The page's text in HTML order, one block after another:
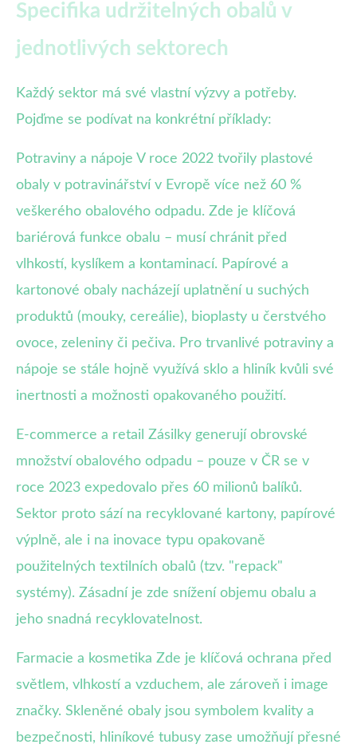
Specifika udržitelných obalů v
jednotlivých sektorech
Každý sektor má své vlastní výzvy a potřeby.
Pojďme se podívat na konkrétní příklady:
Potraviny a nápoje V roce 2022 tvořily plastové
obaly v potravinářství v Evropě více než 60 %
veškerého obalového odpadu. Zde je klíčová
bariérová funkce obalu – musí chránit před
vlhkostí, kyslíkem a kontaminací. Papírové a
kartonové obaly nacházejí uplatnění u suchých
produktů (mouky, cereálie), bioplasty u čerstvého
ovoce, zeleniny či pečiva. Pro trvanlivé potraviny a
nápoje se stále hojně využívá sklo a hliník kvůli své
inertnosti a možnosti opakovaného použití.
E-commerce a retail Zásilky generují obrovské
množství obalového odpadu – pouze v ČR se v
roce 2023 expedovalo přes 60 milionů balíků.
Sektor proto sází na recyklované kartony, papírové
výplně, ale i na inovace typu opakovaně
použitelných textilních obalů (tzv. "repack"
systémy). Zásadní je zde snížení objemu obalu a
jeho snadná recyklovatelnost.
Farmacie a kosmetika Zde je klíčová ochrana před
světlem, vlhkostí a vzduchem, ale zároveň i image
značky. Skleněné obaly jsou symbolem kvality a
bezpečnosti, hliníkové tubusy zase umožňují přesné